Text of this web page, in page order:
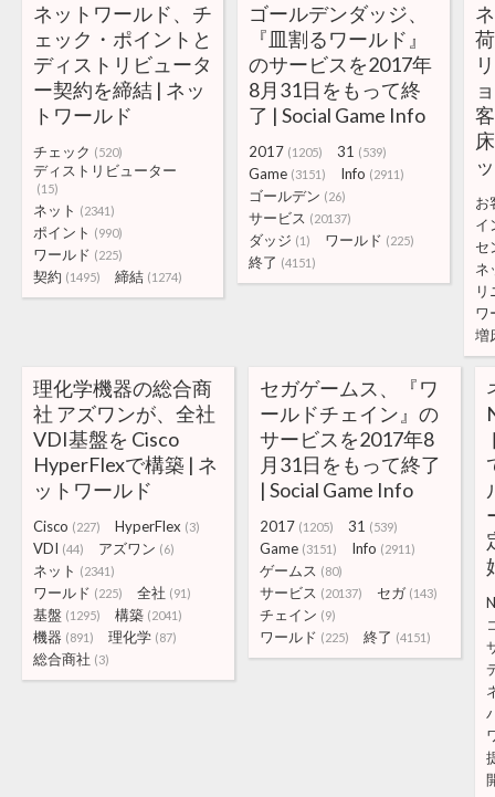
ネットワールド、チ
ェック・ポイントと
ディストリビュータ
ー契約を締結 | ネッ
トワールド
チェック (520)
ディストリビューター
(15)
ネット (2341)
ポイント (990)
ワールド (225)
契約 (1495) 締結 (1274)
ゴールデンダッジ、
『皿割るワールド』
のサービスを2017年
8月31日をもって終
了 | Social Game Info
2017 (1205) 31 (539)
Game (3151) Info (2911)
ゴールデン (26)
サービス (20137)
ダッジ (1) ワールド (225)
終了 (4151)
お
イ
セ
ネ
ワ
増
理化学機器の総合商
社 アズワンが、全社
VDI基盤を Cisco
HyperFlexで構築 | ネ
ットワールド
Cisco (227) HyperFlex (3)
VDI (44) アズワン (6)
ネット (2341)
ワールド (225) 全社 (91)
基盤 (1295) 構築 (2041)
機器 (891) 理化学 (87)
総合商社 (3)
セガゲームス、『ワ
ールドチェイン』の
サービスを2017年8
月31日をもって終了
| Social Game Info
2017 (1205) 31 (539)
Game (3151) Info (2911)
ゲームス (80)
サービス (20137) セガ (143)
チェイン (9)
ワールド (225) 終了 (4151)